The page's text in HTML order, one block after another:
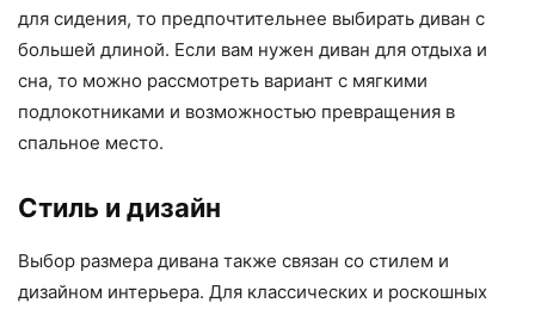
для сидения, то предпочтительнее выбирать диван с
большей длиной. Если вам нужен диван для отдыха и
сна, то можно рассмотреть вариант с мягкими
подлокотниками и возможностью превращения в
спальное место.
Стиль и дизайн
Выбор размера дивана также связан со стилем и
дизайном интерьера. Для классических и роскошных